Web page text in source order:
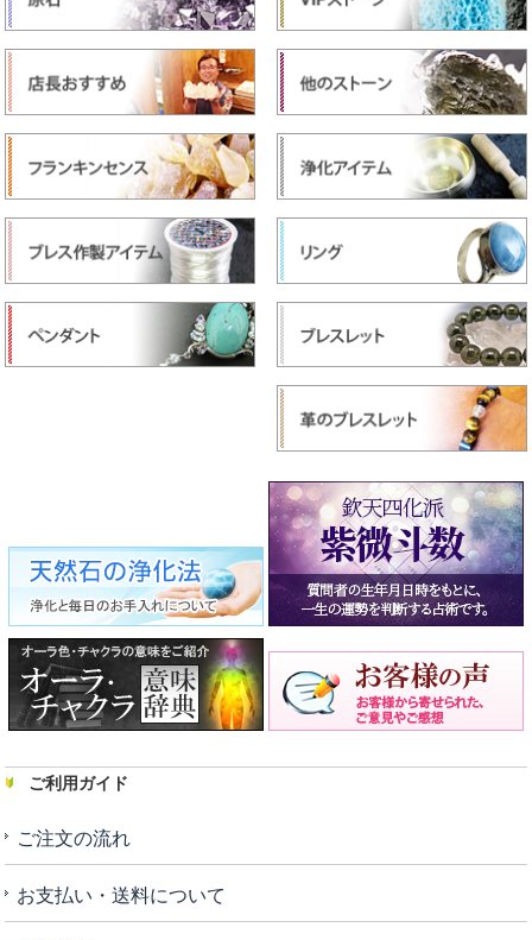
ご利用ガイド
ご注文の流れ
お支払い・送料について